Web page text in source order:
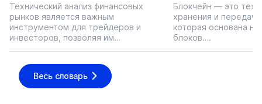
Технический анализ финансовых
рынков является важным
инструментом для трейдеров и
инвесторов, позволяя им…
Блокчейн — это
хранения и
которая основана
блоков….
Весь словарь